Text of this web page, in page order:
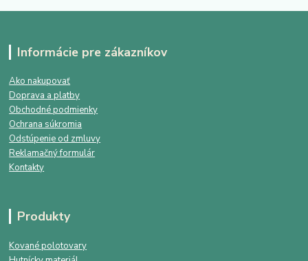
Informácie pre zákazníkov
Ako nakupovať
Doprava a platby
Obchodné podmienky
Ochrana súkromia
Odstúpenie od zmluvy
Reklamačný formulár
Kontakty
Produkty
Kované polotovary